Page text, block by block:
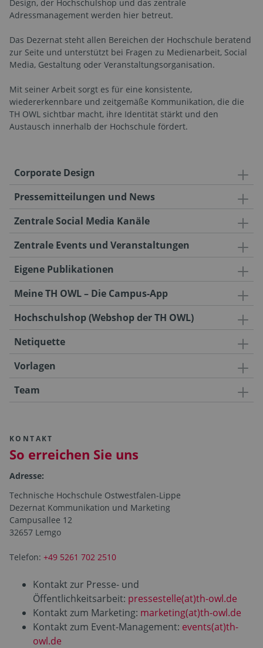
Design, der Hochschulshop und das zentrale
Adressmanagement werden hier betreut.
Das Dezernat steht allen Bereichen der Hochschule beratend
zur Seite und unterstützt bei Fragen zu Medienarbeit, Social
Media, Gestaltung oder Veranstaltungsorganisation.
Mit seiner Arbeit sorgt es für eine konsistente,
wiedererkennbare und zeitgemäße Kommunikation, die die
TH OWL sichtbar macht, ihre Identität stärkt und den
Austausch innerhalb der Hochschule fördert.
Corporate Design
Pressemitteilungen und News
Zentrale Social Media Kanäle
Zentrale Events und Veranstaltungen
Eigene Publikationen
Meine TH OWL – Die Campus-App
Hochschulshop (Webshop der TH OWL)
Netiquette
Vorlagen
Team
KONTAKT
So erreichen Sie uns
Adresse:
Technische Hochschule Ostwestfalen-Lippe
Dezernat Kommunikation und Marketing
Campusallee 12
32657 Lemgo
Telefon: +49 5261 702 2510
Kontakt zur Presse- und
Öffentlichkeitsarbeit: pressestelle(at)th-owl.de
Kontakt zum Marketing: marketing(at)th-owl.de
Kontakt zum Event-Management: events(at)th-
owl.de